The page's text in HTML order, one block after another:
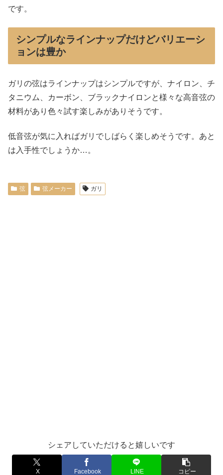
です。
シンプルなラインナップだけどバリエーシ
ョンは豊か
ガリの弦はラインナップはシンプルですが、ナイロン、チ
タニウム、カーボン、ブラックナイロンと様々な高音弦の
材料があり色々試す楽しみがありそうです。
低音弦が気に入ればガリでしばらく楽しめそうです。あと
は入手性でしょうか…。
弦 弦メーカー ガリ
シェアしていただけると嬉しいです
X Facebook LINE コピー